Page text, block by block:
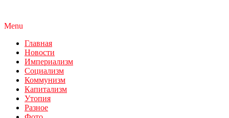
Menu
Главная
Новости
Империализм
Социализм
Коммунизм
Капитализм
Утопия
Разное